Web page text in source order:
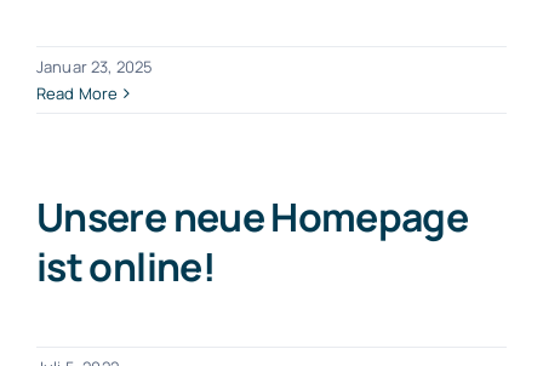
Januar 23, 2025
Read More
Unsere neue Homepage
ist online!